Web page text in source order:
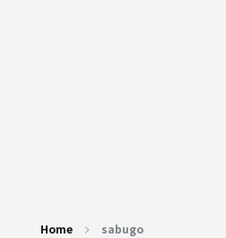
Home sabugo